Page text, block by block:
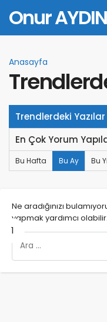
Onur AYDIN
Anasayfa
Trendlerdeki Yazılar
En Çok Yorum
Bu Hafta Bu Ay Bu
Ne aradığınızı
yapmak yardımcı olabilir.